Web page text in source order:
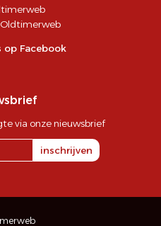
op Facebook
via onze nieuwsbrief
inschrijven